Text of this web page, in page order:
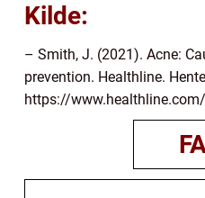
Kilde:
– Smith, J. (2021). Acne:
prevention. Healthline.
https://